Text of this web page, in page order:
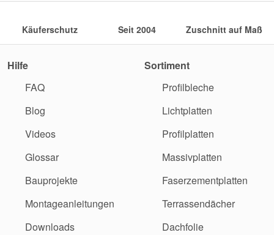
Käuferschutz Seit 2004 Zuschnitt auf Maß
Hilfe
FAQ
Blog
Videos
Glossar
Bauprojekte
Montageanleitungen
Downloads
Sortiment
Profilbleche
Lichtplatten
Profilplatten
Massivplatten
Faserzementplatten
Terrassendächer
Dachfolie